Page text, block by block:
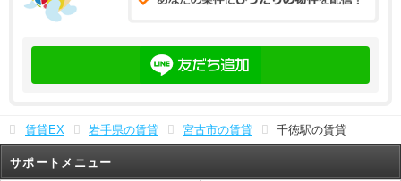
賃貸EX 岩手県の賃貸 宮古市の賃貸 千徳駅の賃貸
サポートメニュー